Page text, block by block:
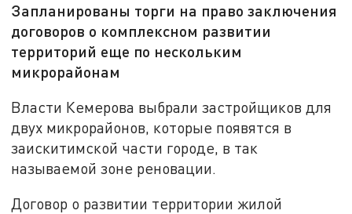
Запланированы торги на право заключения
договоров о комплексном развитии
территорий еще по нескольким
микрорайонам
Власти Кемерова выбрали застройщиков для
двух микрорайонов, которые появятся в
заискитимской части городе, в так
называемой зоне реновации.
Договор о развитии территории жилой